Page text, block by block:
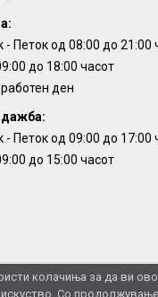
колачиња за да ви
Со
- Петок од 08:00 до 21:00
до 18:00 часот
ден
- Петок од 09:00 до 17:00
до 15:00 часот